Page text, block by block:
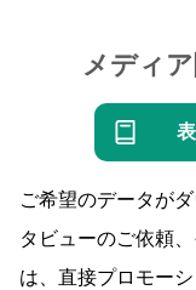
メディ
ご希望のデータが
タビューのご依頼
は、直接プロモー